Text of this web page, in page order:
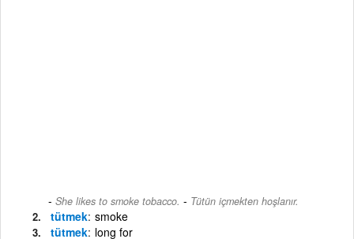
She likes to smoke tobacco. - Tütün içmekten hoşlanır.
tütmek smoke
tütmek long for